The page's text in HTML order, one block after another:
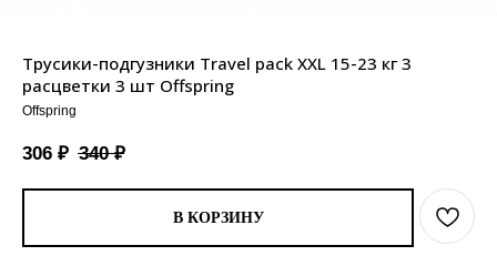
Трусики-подгузники Travel pack XXL 15-23 кг 3
расцветки 3 шт Offspring
Offspring
306 ₽ 340 ₽
В КОРЗИНУ